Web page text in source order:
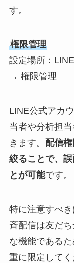
す。
権限管理
設定場所：
→ 権限管理
LINE公式アカ
当者や分析担
きます。 配信
絞ることで、
とが可能です。
特に注意すべ
斉配信は友だ
な機能である
重に限定してく